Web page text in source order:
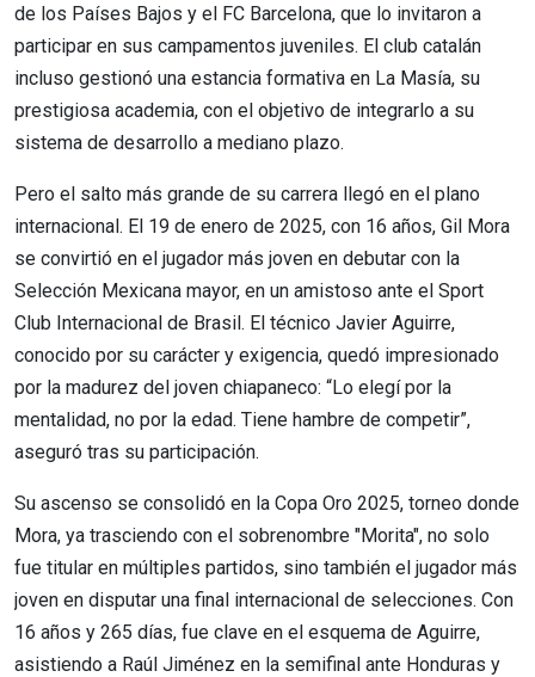
de los Países Bajos y el FC Barcelona, que lo invitaron a
participar en sus campamentos juveniles. El club catalán
incluso gestionó una estancia formativa en La Masía, su
prestigiosa academia, con el objetivo de integrarlo a su
sistema de desarrollo a mediano plazo.
Pero el salto más grande de su carrera llegó en el plano
internacional. El 19 de enero de 2025, con 16 años, Gil Mora
se convirtió en el jugador más joven en debutar con la
Selección Mexicana mayor, en un amistoso ante el Sport
Club Internacional de Brasil. El técnico Javier Aguirre,
conocido por su carácter y exigencia, quedó impresionado
por la madurez del joven chiapaneco: “Lo elegí por la
mentalidad, no por la edad. Tiene hambre de competir”,
aseguró tras su participación.
Su ascenso se consolidó en la Copa Oro 2025, torneo donde
Mora, ya trasciendo con el sobrenombre "Morita", no solo
fue titular en múltiples partidos, sino también el jugador más
joven en disputar una final internacional de selecciones. Con
16 años y 265 días, fue clave en el esquema de Aguirre,
asistiendo a Raúl Jiménez en la semifinal ante Honduras y